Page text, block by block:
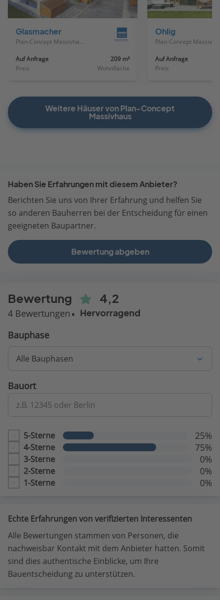
Glasmacher
Plan-Concept Massivhaus
Auf Anfrage
Preis
209 m²
Wohnfläche
Ohlig
Auf Anfrage
Preis
Vorheriges
Haus
Haus
Weitere Häuser von Plan-Concept
Massivhaus
Haben Sie Erfahrungen mit diesem Anbieter?
Berichten Sie uns von Ihrer Erfahrung und helfen Sie
so anderen Bauherren bei der Entscheidung für einen
geeigneten Baupartner.
Bewertung abgeben
Bewertung 4,2
4 Bewertungen Hervorragend
Bauphase
Alle Bauphasen
Bauort
z.B. 12345 oder Berlin
5-Sterne 25%
4-Sterne 75%
3-Sterne 0%
2-Sterne 0%
1-Sterne 0%
Echte Erfahrungen von verifizierten Interessenten
Alle Bewertungen stammen von Personen, die
nachweisbar Kontakt mit dem Anbieter hatten. Somit
sind dies authentische Einblicke, um Ihre
Bauentscheidung zu unterstützen.